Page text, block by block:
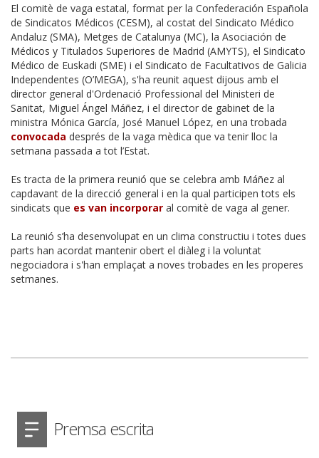
El comitè de vaga estatal, format per la Confederación Española
de Sindicatos Médicos (CESM), al costat del Sindicato Médico
Andaluz (SMA), Metges de Catalunya (MC), la Asociación de
Médicos y Titulados Superiores de Madrid (AMYTS), el Sindicato
Médico de Euskadi (SME) i el Sindicato de Facultativos de Galicia
Independentes (O’MEGA), s'ha reunit aquest dijous amb el
director general d'Ordenació Professional del Ministeri de
Sanitat, Miguel Ángel Máñez, i el director de gabinet de la
ministra Mónica García, José Manuel López, en una trobada
convocada després de la vaga mèdica que va tenir lloc la
setmana passada a tot l’Estat.
Es tracta de la primera reunió que se celebra amb Máñez al
capdavant de la direcció general i en la qual participen tots els
sindicats que es van incorporar al comitè de vaga al gener.
La reunió s’ha desenvolupat en un clima constructiu i totes dues
parts han acordat mantenir obert el diàleg i la voluntat
negociadora i s'han emplaçat a noves trobades en les properes
setmanes.
Premsa escrita